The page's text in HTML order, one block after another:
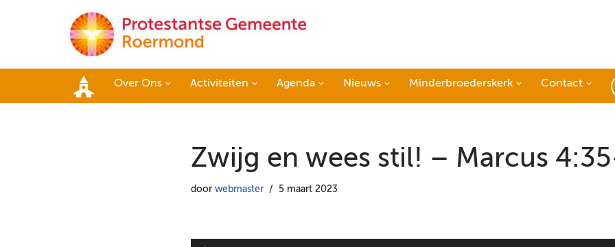
Home
Over Ons Activiteiten Agenda Nieuws Minderbroederskerk
Contact
Zwijg en wees stil! – Marcus
door webmaster 5 maart 2023